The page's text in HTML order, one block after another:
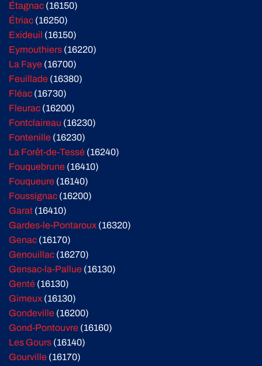
Étagnac (16150)
Étriac (16250)
Exideuil (16150)
Eymouthiers (16220)
La Faye (16700)
Feuillade (16380)
Fléac (16730)
Fleurac (16200)
Fontclaireau (16230)
Fontenille (16230)
La Forêt-de-Tessé (16240)
Fouquebrune (16410)
Fouqueure (16140)
Foussignac (16200)
Garat (16410)
Gardes-le-Pontaroux (16320)
Genac (16170)
Genouillac (16270)
Gensac-la-Pallue (16130)
Genté (16130)
Gimeux (16130)
Gondeville (16200)
Gond-Pontouvre (16160)
Les Gours (16140)
Gourville (16170)